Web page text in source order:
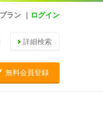
ラン ログイン
詳細検索
無料会員登録